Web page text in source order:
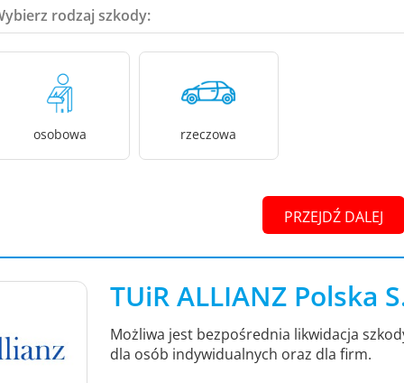
rodzaj szkody:
osobowa rzeczowa
PRZEJDŹ DALEJ
TUiR ALLIANZ Polska
Możliwa jest bezpośrednia likwidacja
dla osób indywidualnych oraz dla firm.